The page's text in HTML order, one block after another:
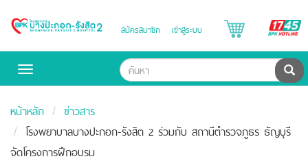
Bangpakok
สมัครสมาชิก เข้าสู่ระบบ
Toggle
ค้น
หน้าหลัก
ข่าวสาร
โรงพยาบาลบางปะกอก-รังสิต 2 ร่วมกับ สถานีตำรวจภูธร ธัญบุรี
จัดโครงการฝึกอบรม